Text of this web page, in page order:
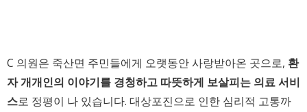
C 의원은 죽산면 주민들에게 오랫동안 사랑받아온 곳으로, 환
자 개개인의 이야기를 경청하고 따뜻하게 보살피는 의료 서비
스로 정평이 나 있습니다. 대상포진으로 인한 심리적 고통까